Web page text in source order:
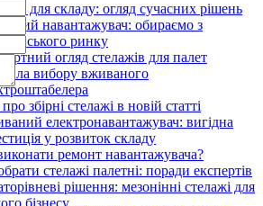
для складу: огляд сучасних рішень
навантажувач: обираємо з
ринку
огляд стелажів для палет
вибору вживаного
збірні стелажі в новій статті
електронавантажувач: вигідна
у розвиток складу
ремонт навантажувача?
стелажі палетні: поради експертів
рішення: мезонінні стелажі для
бізнесу